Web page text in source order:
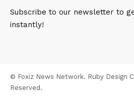
Subscribe to our newsletter to
instantly!
© Foxiz News Network. Ruby Design
Reserved.